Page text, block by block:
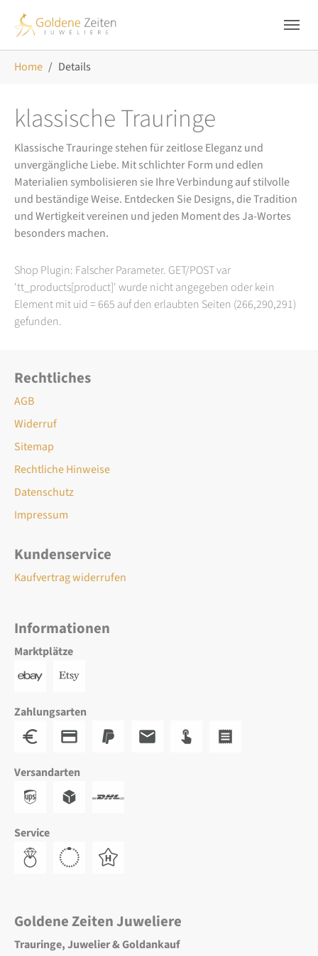
Home Details
klassische Trauringe
Klassische Trauringe stehen für zeitlose Eleganz und
unvergängliche Liebe. Mit schlichter Form und edlen
Materialien symbolisieren sie Ihre Verbindung auf stilvolle
und beständige Weise. Entdecken Sie Designs, die Tradition
und Wertigkeit vereinen und jeden Moment des Ja-Wortes
besonders machen.
Shop Plugin: Falscher Parameter. GET/POST var
'tt_products[product]' wurde nicht angegeben oder kein
Element mit uid = 665 auf den erlaubten Seiten (266,290,291)
gefunden.
Rechtliches
AGB
Widerruf
Sitemap
Rechtliche Hinweise
Datenschutz
Impressum
Kundenservice
Kaufvertrag widerrufen
Informationen
Marktplätze
Zahlungsarten
Versandarten
Service
Goldene Zeiten Juweliere
Trauringe, Juwelier & Goldankauf